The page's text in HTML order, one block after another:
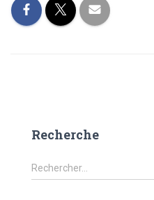
Recherche
R
e
Rechercher…